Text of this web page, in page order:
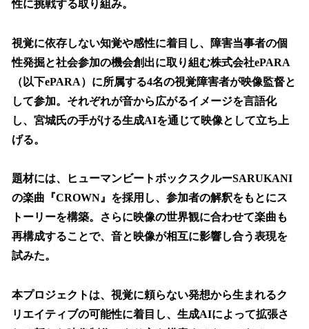
性に挑戦する取り組み。
視覚に依存しない知覚や感性に着目し、障害当事者の個
性発掘と社会参加の機会創出に取り組む株式会社ePARA
（以下ePARA）に所属する4名の視覚障害者が映像監督と
して参加。それぞれが音から広がるイメージを言語化
し、宮城氏の手がける生成AIを通じて映像として立ち上
げる。
題材には、ヒューマンビートボックスクルーSARUKANI
の楽曲『CROWN』を採用し、参加者の解釈をもとにス
トーリーを構築。さらに映像の世界観に合わせて楽曲も
再構成することで、音と映像が相互に影響し合う表現を
試みた。
本プロジェクトは、視覚に頼らない発想から生まれるク
リエイティブの可能性に着目し、生成AIによって拡張さ